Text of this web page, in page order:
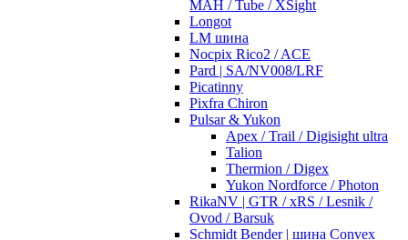
MAH / Tube / XSight
Longot
LM шина
Nocpix Rico2 / ACE
Pard | SA/NV008/LRF
Picatinny
Pixfra Chiron
Pulsar & Yukon
Apex / Trail / Digisight ultra
Talion
Thermion / Digex
Yukon Nordforce / Photon
RikaNV | GTR / xRS / Lesnik /
Ovod / Barsuk
Schmidt Bender | шина Convex